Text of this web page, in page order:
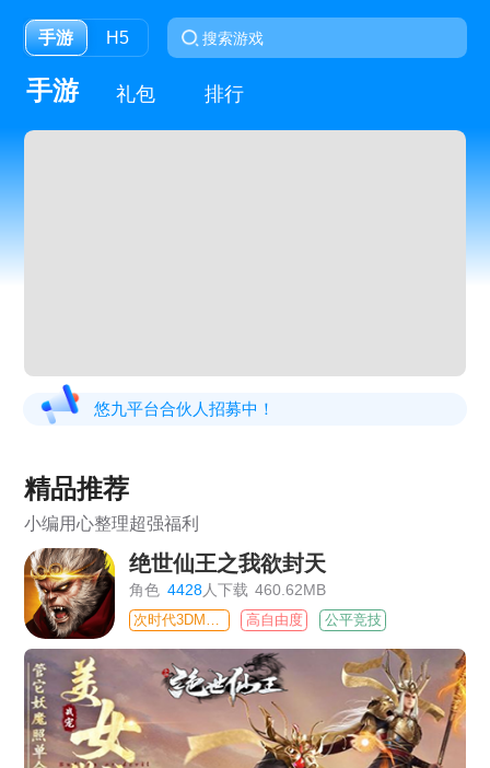
手游 H5
手游 礼包 排行
悠九平台合伙人招募中！
精品推荐
小编用心整理超强福利
绝世仙王之我欲封天
角色 4428人下载 460.62MB
高自由度 公平竞技